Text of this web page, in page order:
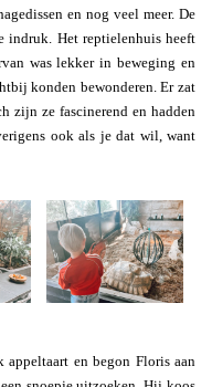
en nog veel meer. De
indruk. Het reptielenhuis heeft
was lekker in beweging en
konden bewonderen. Er zat
zijn ze fascinerend en hadden
ook als je dat wil, want
appeltaart en begon Floris aan